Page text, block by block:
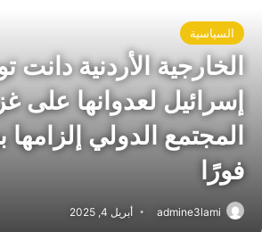
السياسية
الخارجية الأردنية دانت
إسرائيل لعدوانها على
المجتمع الدولي إلزامها
فورًا
admine3lami أبريل 4, 2025